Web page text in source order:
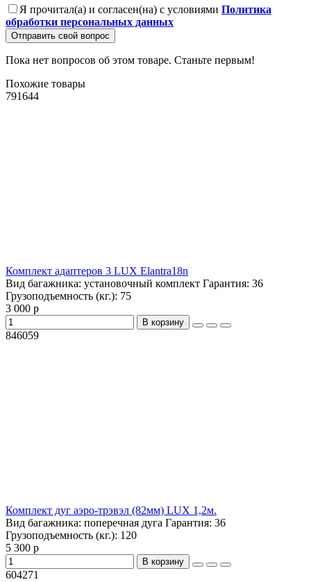
Я прочитал(а) и согласен(на) с условиями Политика
обработки персональных данных
Отправить свой вопрос
Пока нет вопросов об этом товаре. Станьте первым!
Похожие товары
791644
Комплект адаптеров 3 LUX Elantra18n
Вид багажника: установочный комплект Гарантия: 36
Грузоподъемность (кг.): 75
3 000 р
В корзину
846059
Комплект дуг аэро-трэвэл (82мм) LUX 1,2м.
Вид багажника: поперечная дуга Гарантия: 36
Грузоподъемность (кг.): 120
5 300 р
В корзину
604271